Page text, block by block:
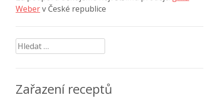
Weberv České republice
Vyhledávání
Zařazení receptů